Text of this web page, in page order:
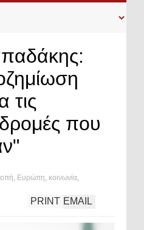
τις
που
, Ευρώπη, κοινωνία,
EMAIL
PRINT